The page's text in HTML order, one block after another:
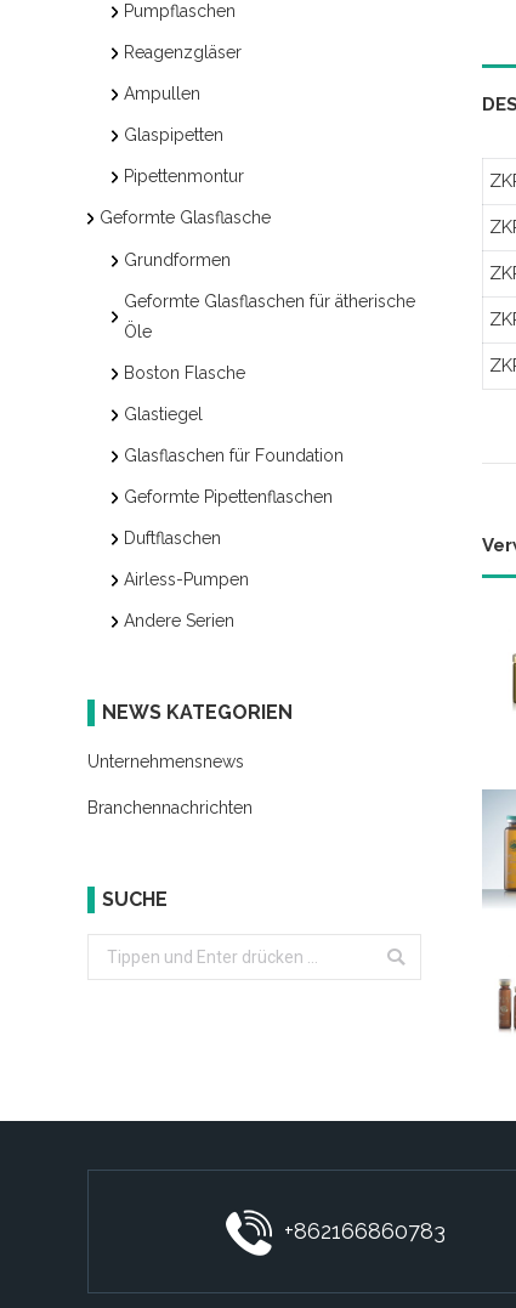
Pumpflaschen
Reagenzgläser
Ampullen
Glaspipetten
Pipettenmontur
Geformte Glasflasche
Grundformen
Geformte Glasflaschen für ätherische
Öle
Boston Flasche
Glastiegel
Glasflaschen für Foundation
Geformte Pipettenflaschen
Duftflaschen
Airless-Pumpen
Andere Serien
NEWS KATEGORIEN
Unternehmensnews
Branchennachrichten
SUCHE
Search:
+862166860783